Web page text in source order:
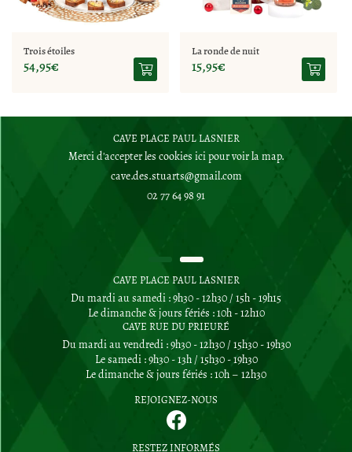
Trois étoiles
54,95€
La ronde de nuit
15,95€
CAVE PLACE PAUL LASNIER
Merci d'accepter les cookies icipour voir la map.
02 77 64 98 91
CAVE PLACE PAUL LASNIER
Du mardi au samedi : 9h30 - 12h30 / 15h - 19h15
Le dimanche & jours fériés : 10h - 12h10
CAVE RUE DU PRIEURÉ
Du mardi au vendredi : 9h30 - 12h30 / 15h30 - 19h30
Le samedi : 9h30 - 13h / 15h30 - 19h30
Le dimanche & jours fériés : 10h – 12h30
REJOIGNEZ-NOUS
RESTEZ INFORMÉS